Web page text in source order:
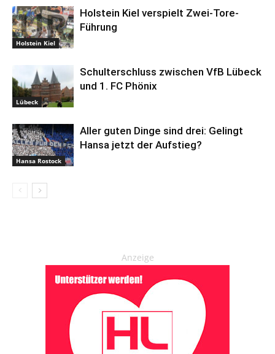
Holstein Kiel
Holstein Kiel verspielt Zwei-Tore-
Führung
Lübeck
Schulterschluss zwischen VfB Lübeck
und 1. FC Phönix
Hansa Rostock
Aller guten Dinge sind drei: Gelingt
Hansa jetzt der Aufstieg?
Anzeige